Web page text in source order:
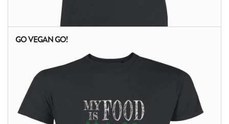
ALTRI PRODOTTI:
GO VEGAN GO!